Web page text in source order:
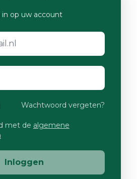
in op uw account
Wachtwoord vergeten?
met de algemene
Inloggen